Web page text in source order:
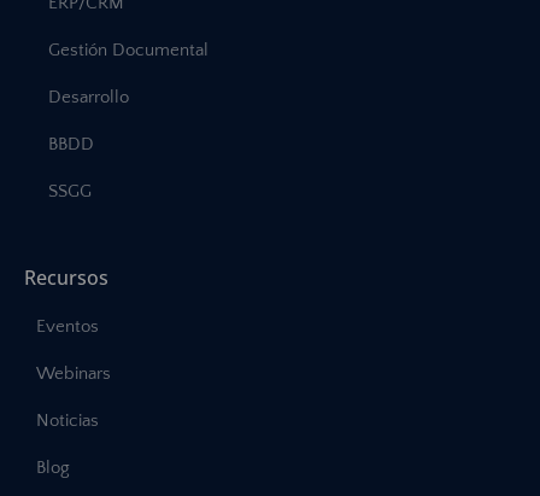
Gestión Documental
Desarrollo
BBDD
SSGG
Recursos
Eventos
Webinars
Noticias
Blog